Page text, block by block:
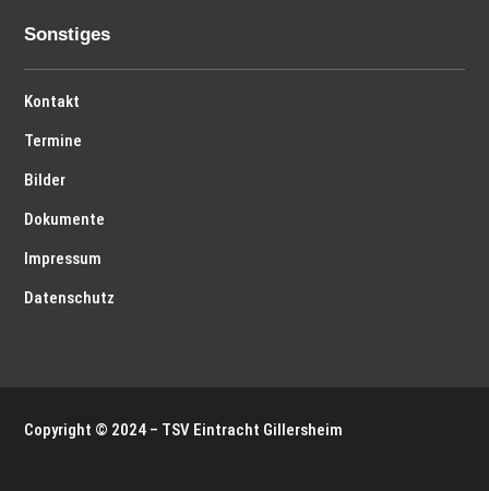
Sonstiges
Kontakt
Termine
Bilder
Dokumente
Impressum
Datenschutz
Copyright © 2024 – TSV Eintracht Gillersheim